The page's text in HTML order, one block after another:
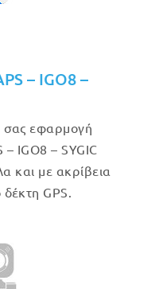
– IGO8 –
σας εφαρμογή
IGO8 – SYGIC
και με ακρίβεια
GPS.